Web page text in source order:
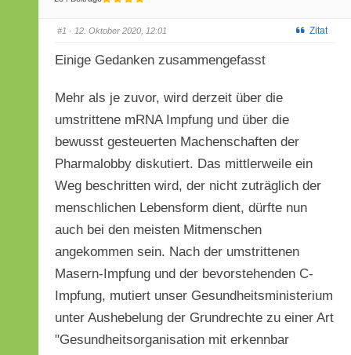
#1 · 12. Oktober 2020, 12:01 Zitat
Einige Gedanken zusammengefasst
Mehr als je zuvor, wird derzeit über die
umstrittene mRNA Impfung und über die
bewusst gesteuerten Machenschaften der
Pharmalobby diskutiert. Das mittlerweile ein
Weg beschritten wird, der nicht zuträglich der
menschlichen Lebensform dient, dürfte nun
auch bei den meisten Mitmenschen
angekommen sein. Nach der umstrittenen
Masern-Impfung und der bevorstehenden C-
Impfung, mutiert unser Gesundheitsministerium
unter Aushebelung der Grundrechte zu einer Art
"Gesundheitsorganisation mit erkennbar